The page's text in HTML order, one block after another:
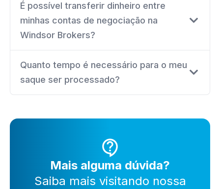
É possível transferir dinheiro entre
minhas contas de negociação na
Windsor Brokers?
Quanto tempo é necessário para o meu
saque ser processado?
Mais alguma dúvida?
Saiba mais visitando nossa